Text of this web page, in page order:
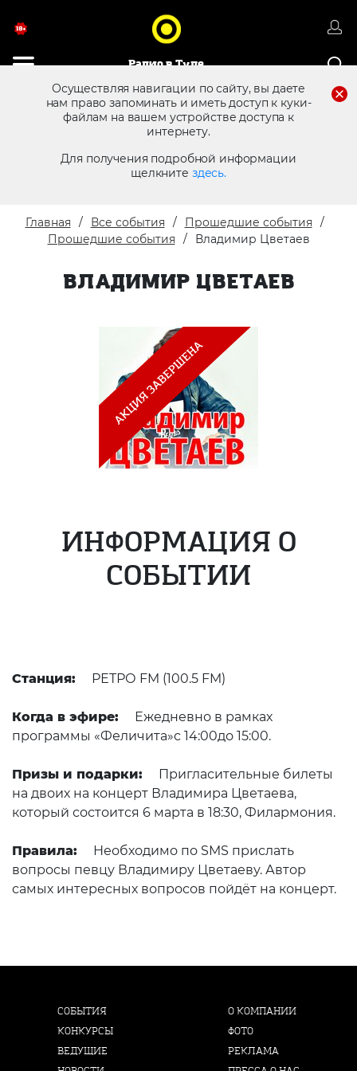
Радио в Туле
Осуществляя навигации по сайту, вы даете
нам право запоминать и иметь доступ к куки-
файлам на вашем устройстве доступа к
интернету.
Для получения подробной информации
щелкните здесь.
8 (4872) 250 470 Реклама в эфире
Главная Все события
Прошедшие события
Прошедшие события
Владимир Цветаев
ВЛАДИМИР ЦВЕТАЕВ
ИНФОРМАЦИЯ О
СОБЫТИИ
Станция: РЕТРО FM (100.5 FM)
Когда в эфире:
Ежедневно в рамках
программы «Феличита»с 14:00до 15:00.
Призы и подарки:
Пригласительные билеты
на двоих на концерт Владимира Цветаева,
который состоится 6 марта в 18:30, Филармония.
Правила:
Необходимо по SMS прислать
вопросы певцу Владимиру Цветаеву. Автор
самых интересных вопросов пойдёт на концерт.
СОБЫТИЯ
КОНКУРСЫ
ВЕДУЩИЕ
О КОМПАНИИ
ФОТО
РЕКЛАМА